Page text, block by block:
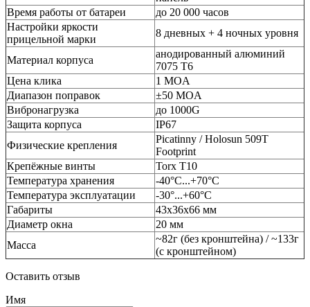
Время работы от батареи
до 20 000 часов
Настройки яркости
прицельной марки
8 дневных + 4 ночных уровня
Материал корпуса
анодированный алюминий
7075 T6
Цена клика
1 MOA
Диапазон поправок
±50 MOA
Вибронагрузка
до 1000G
Защита корпуса
IP67
Физические крепления
Picatinny / Holosun 509T
Footprint
Крепёжные винты
Torx T10
Температура хранения
-40°C...+70°C
Температура эксплуатации
-30°...+60°C
Габариты
43x36x66 мм
Диаметр окна
20 мм
Масса
~82г (без кронштейна) / ~133г
(с кронштейном)
Оставить отзыв
Имя